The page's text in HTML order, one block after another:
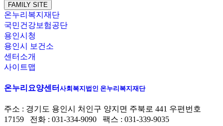
FAMILY SITE
온누리복지재단
국민건강보험공단
용인시청
용인시 보건소
센터소개
사이트맵
온누리요양센터 사회복지법인 온누리복지재단
주소 : 경기도 용인시 처인구 양지면 주북로 441 우편번호
17159 전화 : 031-334-9090 팩스 : 031-339-9035